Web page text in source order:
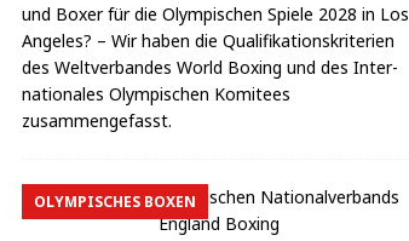
und Boxer für die Olym­pi­schen Spie­le 2028 in Los
Ange­les? – Wir haben die Qua­li­fi­ka­ti­ons­kri­te­ri­en
des Welt­ver­ban­des World Boxing und des Inter­
na­tio­na­les Olym­pi­schen Komi­tees
zusammengefasst.
OLYMPISCHES BOXEN